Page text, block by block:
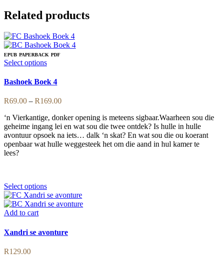
Related products
EPUB PAPERBACK PDF
Select optionsThis
has
variants.
The
options
may
be
chosen
Bashoek Boek 4
R69.00 – R169.00Price
R69.00
through
R169.00
‘n Vierkantige, donker opening is meteens sigbaar.Waarheen sou die
geheime ingang lei en wat sou die twee ontdek? Is hulle in hulle
avontuur opsoek na iets… dalk ‘n skat? En wat sou die ou koerant
openbaar wat hulle weggesteek het om die aand in hul kamer te
lees?
Select optionsThis
product
has
The
options
Add to cart
Xandri se avonture
R129.00